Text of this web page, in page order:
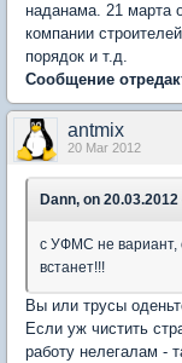
наданама. 21 марта
компании
порядок и т.д.
Сообщение
antmix
20 Mar 2012
Dann, on
с УФМС не вариант,
встанет!!!
Вы или трусы
Если уж чистить
работу нелегалам -